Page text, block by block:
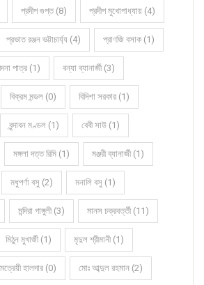
প্রদীপ গুপ্ত (8) প্রদীপ মুখোপাধ্যায় (4)
প্রভাত রঞ্জন ভট্টাচার্য্য (4) প্রাণজি বসাক (1)
পাত্র (1) বন্যা ব্যানার্জী (3)
বিক্রম মন্ডল (0) বিদিশা সরকার (1)
বৃন্দাবন মণ্ডল (1) বেবী সাউ (1)
মঙ্গলা দত্ত রিমি (1) মঞ্জরী ব্যানার্জী (1)
মধুপর্ণা বসু (2) মনালি বসু (1)
মন্দিরা গাঙ্গুলী (3) মানস চক্রবর্ত্তী (11)
মিঠুন মুখার্জী (1) মৃদুল শ্রীমানী (1)
হালদার (0) মোঃ আব্দুল রহমান (2)